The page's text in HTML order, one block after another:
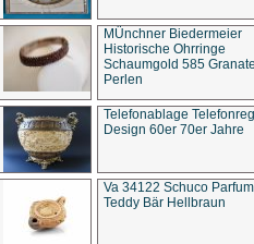
MÜnchner Biedermeier
Historische Ohrringe
Schaumgold 585
Perlen
Telefonablage
Design 60er 70er Jahre
Va 34122 Schuco
Teddy Bär Hellbraun